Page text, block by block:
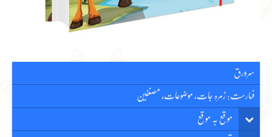
سرورق
فہارست: زمرہ جات، موضوعات، مصنفین
موقع بہ موقع